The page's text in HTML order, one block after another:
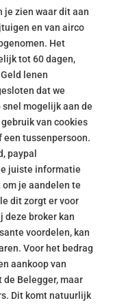
je zien waar dit aan
en van airco
Het
tot 60 dagen,
lenen
dat we
mogelijk aan de
van cookies
een tussenpersoon.
paypal
juiste informatie
je aandelen te
dit zorgt er voor
deze broker kan
voordelen, kan
Voor het bedrag
aankoop van
Belegger, maar
Dit komt natuurlijk